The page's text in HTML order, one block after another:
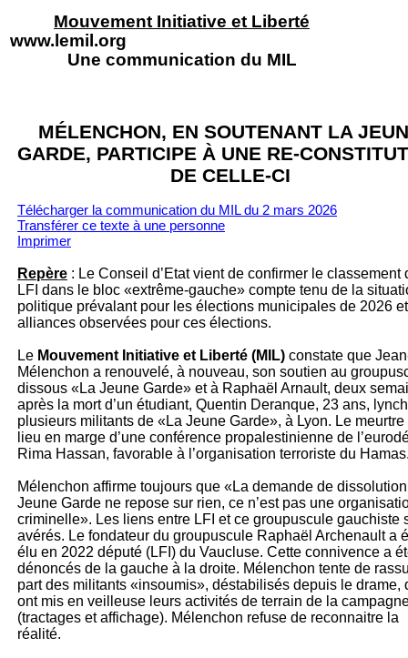
Mouvement Initiative et Liberté
www.lemil.org
Une communication du MIL
MÉLENCHON, EN SOUTENANT LA
GARDE, PARTICIPE À UNE RE-
DE CELLE-CI
Télécharger la communication du MIL du 2 mars 2026
Transférer ce texte à une personne
Imprimer
Repère : Le Conseil d’Etat vient de confirmer le classement
LFI dans le bloc «extrême-gauche» compte tenu de la
politique prévalant pour les élections municipales de 2026
alliances observées pour ces élections.
Le Mouvement Initiative et Liberté (MIL) constate que
Mélenchon a renouvelé, à nouveau, son soutien au
dissous «La Jeune Garde» et à Raphaël Arnault, deux
après la mort d’un étudiant, Quentin Deranque, 23 ans,
plusieurs militants de «La Jeune Garde», à Lyon. Le meurtre
lieu en marge d’une conférence propalestinienne de
Rima Hassan, favorable à l’organisation terroriste du
Mélenchon affirme toujours que «La demande de
Jeune Garde ne repose sur rien, ce n’est pas une
criminelle». Les liens entre LFI et ce groupuscule gauchiste
avérés. Le fondateur du groupuscule Raphaël Archenault a
élu en 2022 député (LFI) du Vaucluse. Cette connivence a
dénoncés de la gauche à la droite. Mélenchon tente de
part des militants «insoumis», déstabilisés depuis le drame,
ont mis en veilleuse leurs activités de terrain de la
(tractages et affichage). Mélenchon refuse de reconnaitre la
réalité.